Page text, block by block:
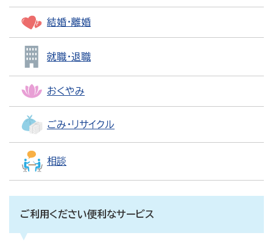
結婚・離婚
就職・退職
おくやみ
ごみ・リサイクル
相談
ご利用ください便利なサービス